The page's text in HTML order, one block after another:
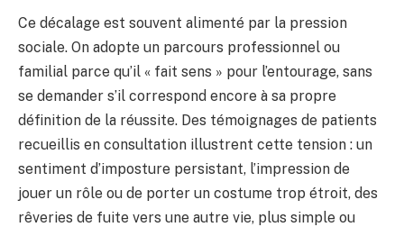
Ce décalage est souvent alimenté par la pression
sociale. On adopte un parcours professionnel ou
familial parce qu’il « fait sens » pour l’entourage, sans
se demander s’il correspond encore à sa propre
définition de la réussite. Des témoignages de patients
recueillis en consultation illustrent cette tension : un
sentiment d’imposture persistant, l’impression de
jouer un rôle ou de porter un costume trop étroit, des
rêveries de fuite vers une autre vie, plus simple ou